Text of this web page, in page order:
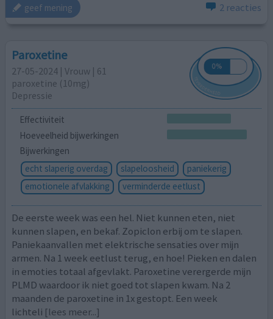
geef mening 2 reacties
Paroxetine
27-05-2024 | Vrouw | 61
paroxetine (10mg)
Depressie
Effectiviteit
Hoeveelheid bijwerkingen
Bijwerkingen
echt slaperig overdag
slapeloosheid
paniekerig
emotionele afvlakking
verminderde eetlust
De eerste week was een hel. Niet kunnen eten, niet
kunnen slapen, en bekaf. Zopiclon erbij om te slapen.
Paniekaanvallen met elektrische sensaties over mijn
armen. Na 1 week eetlust terug, en hoe! Pieken en dalen
in emoties totaal afgevlakt. Paroxetine verergerde mijn
PLMD waardoor ik niet goed tot slapen kwam. Na 2
maanden de paroxetine in 1x gestopt. Een week
lichteli [lees meer...]